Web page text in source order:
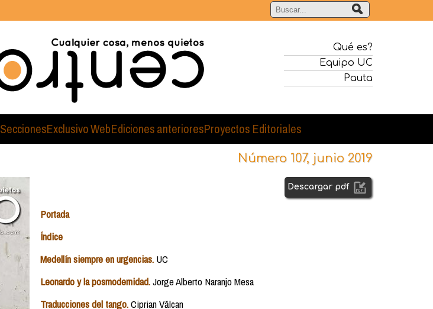
Qué es?
Equipo UC
Pauta
SeccionesExclusivo WebEdiciones anterioresProyectos Editoriales
Número 107, junio 2019
Descargar pdf
Portada
Índice
Medellín siempre en urgencias. UC
Leonardo y la posmodernidad.Jorge Alberto Naranjo Mesa
Traducciones del tango.Ciprian Vălcan